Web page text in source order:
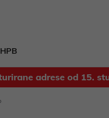
HPB
adrese od 15.
o upotrebi dobiti